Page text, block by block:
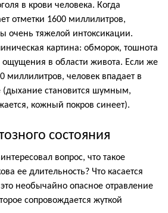
в крови человека. Когда
отметки 1600 миллилитров,
очень тяжелой интоксикации.
картина: обморок, тошнота
ощущения в области живота. Если же
миллилитров, человек впадает в
(дыхание становится шумным,
кожный покров синеет).
состояния
вопрос, что такое
ее длительность? Что касается
необычайно опасное отравление
сопровождается жуткой